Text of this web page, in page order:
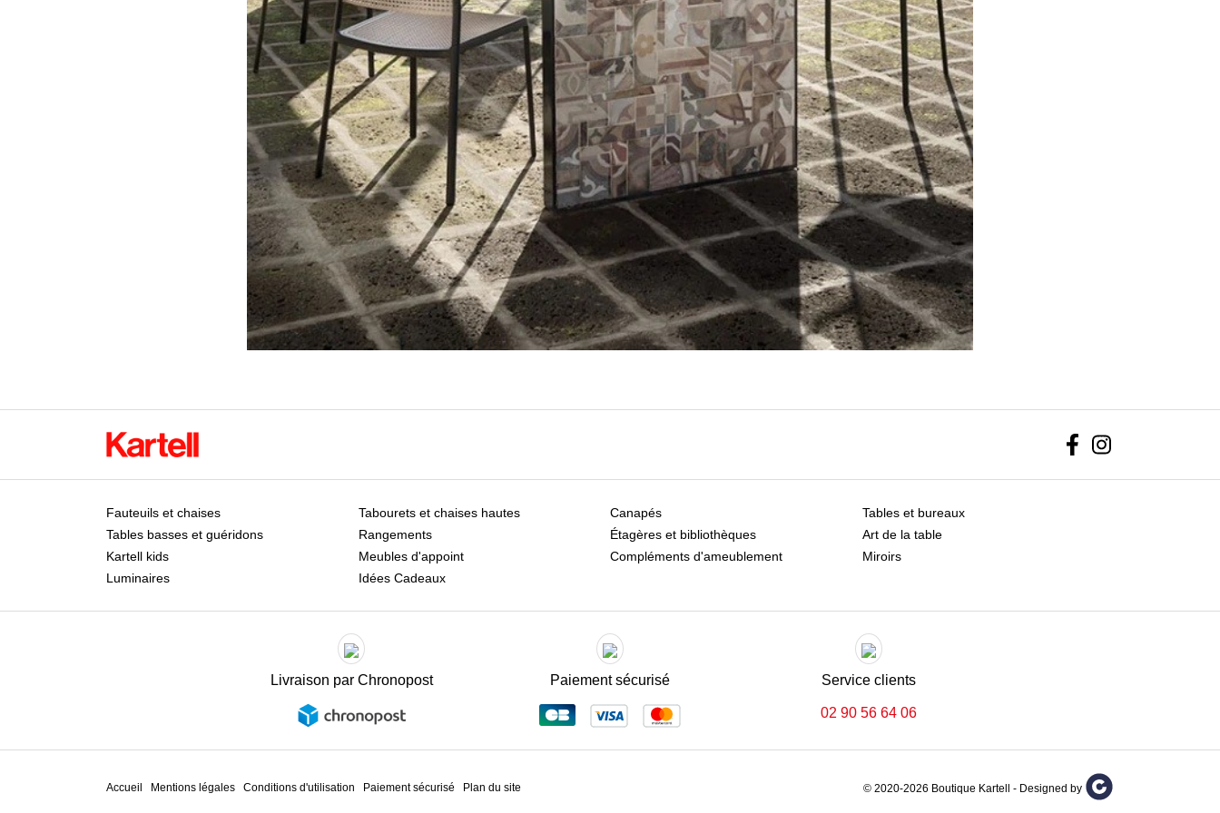
Facebook
Fauteuils et chaises Tabourets et chaises hautes Canapés
Tables et bureaux
Tables basses et guéridons
Rangements Étagères et bibliothèques
Art de la table
Kartell kids
Meubles d'appoint Compléments d'ameublement
Miroirs
Luminaires
Idées Cadeaux
Livraison par Chronopost Paiement sécurisé Service clients
02 90 56 64 06
Accueil Mentions légales Conditions d'utilisation Paiement sécurisé Plan du site © 2020-2026 Boutique Kartell - Designed by